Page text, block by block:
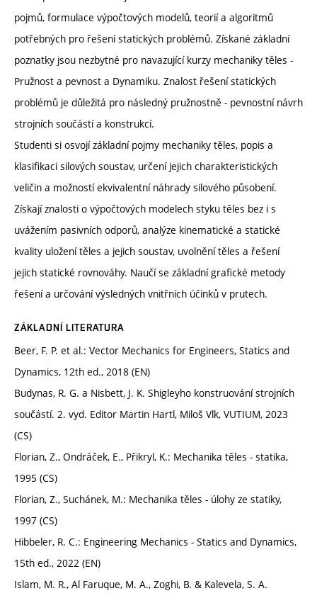
pojmů, formulace výpočtových modelů, teorií a algoritmů
potřebných pro řešení statických problémů. Získané základní
poznatky jsou nezbytné pro navazující kurzy mechaniky těles -
Pružnost a pevnost a Dynamiku. Znalost řešení statických
problémů je důležitá pro následný pružnostně - pevnostní návrh
strojních součástí a konstrukcí.
Studenti si osvojí základní pojmy mechaniky těles, popis a
klasifikaci silových soustav, určení jejich charakteristických
veličin a možností ekvivalentní náhrady silového působení.
Získají znalosti o výpočtových modelech styku těles bez i s
uvážením pasivních odporů, analýze kinematické a statické
kvality uložení těles a jejich soustav, uvolnění těles a řešení
jejich statické rovnováhy. Naučí se základní grafické metody
řešení a určování výsledných vnitřních účinků v prutech.
ZÁKLADNÍ LITERATURA
Beer, F. P. et al.: Vector Mechanics for Engineers, Statics and
Dynamics, 12th ed., 2018 (EN)
Budynas, R. G. a Nisbett, J. K. Shigleyho konstruování strojních
součástí. 2. vyd. Editor Martin Hartl, Miloš Vlk, VUTIUM, 2023
(CS)
Florian, Z., Ondráček, E., Přikryl, K.: Mechanika těles - statika,
1995 (CS)
Florian, Z., Suchánek, M.: Mechanika těles - úlohy ze statiky,
1997 (CS)
Hibbeler, R. C.: Engineering Mechanics - Statics and Dynamics,
15th ed., 2022 (EN)
Islam, M. R., Al Faruque, M. A., Zoghi, B. & Kalevela, S. A.